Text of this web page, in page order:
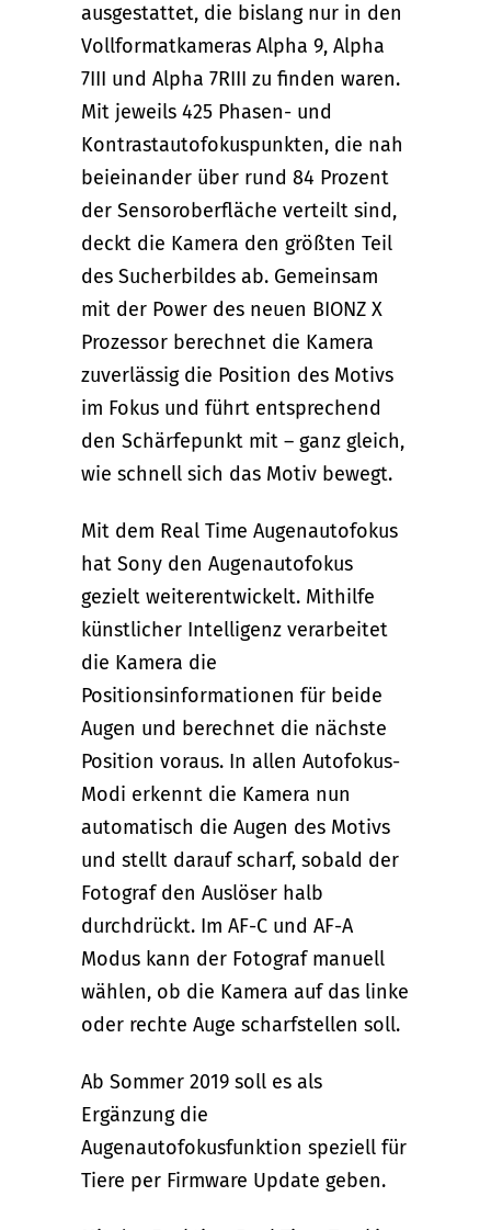
ausgestattet, die bislang nur in den
Vollformatkameras Alpha 9, Alpha
7III und Alpha 7RIII zu finden waren.
Mit jeweils 425 Phasen- und
Kontrastautofokuspunkten, die nah
beieinander über rund 84 Prozent
der Sensoroberfläche verteilt sind,
deckt die Kamera den größten Teil
des Sucherbildes ab. Gemeinsam
mit der Power des neuen BIONZ X
Prozessor berechnet die Kamera
zuverlässig die Position des Motivs
im Fokus und führt entsprechend
den Schärfepunkt mit – ganz gleich,
wie schnell sich das Motiv bewegt.
Mit dem Real Time Augenautofokus
hat Sony den Augenautofokus
gezielt weiterentwickelt. Mithilfe
künstlicher Intelligenz verarbeitet
die Kamera die
Positionsinformationen für beide
Augen und berechnet die nächste
Position voraus. In allen Autofokus-
Modi erkennt die Kamera nun
automatisch die Augen des Motivs
und stellt darauf scharf, sobald der
Fotograf den Auslöser halb
durchdrückt. Im AF-C und AF-A
Modus kann der Fotograf manuell
wählen, ob die Kamera auf das linke
oder rechte Auge scharfstellen soll.
Ab Sommer 2019 soll es als
Ergänzung die
Augenautofokusfunktion speziell für
Tiere per Firmware Update geben.